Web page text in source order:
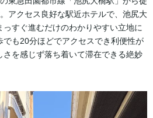
アクセス良好な駅近ホテルで、池尻大
すぐ進むだけのわかりやすい立地に
でも20分ほどでアクセスでき利便性が
を感じず落ち着いて滞在できる絶妙